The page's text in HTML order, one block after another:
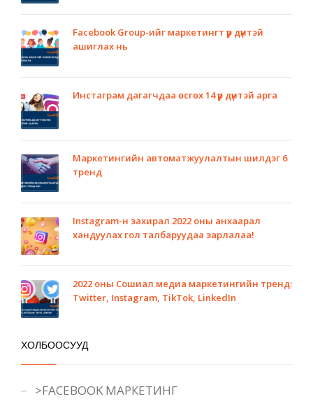
Facebook Group-ийг маркетингт үр дүнтэй
ашиглах нь
Инстаграм дагагчдаа өсгөх 14 үр дүнтэй арга
Маркетингийн автоматжуулалтын шилдэг 6
тренд
Instagram-н захирал 2022 оны анхаарал
хандуулах гол талбаруудаа зарлалаа!
2022 оны Сошиал медиа маркетингийн тренд:
Twitter, Instagram, TikTok, LinkedIn
ХОЛБООСУУД
>FACEBOOK МАРКЕТИНГ